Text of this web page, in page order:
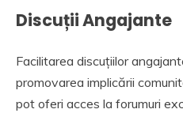
Discuții Angajante
Facilitarea discuțiilor
promovarea implicării
pot oferi acces la forumuri